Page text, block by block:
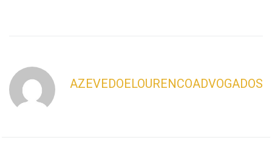
AZEVEDOELOURENCOADVOGADOS